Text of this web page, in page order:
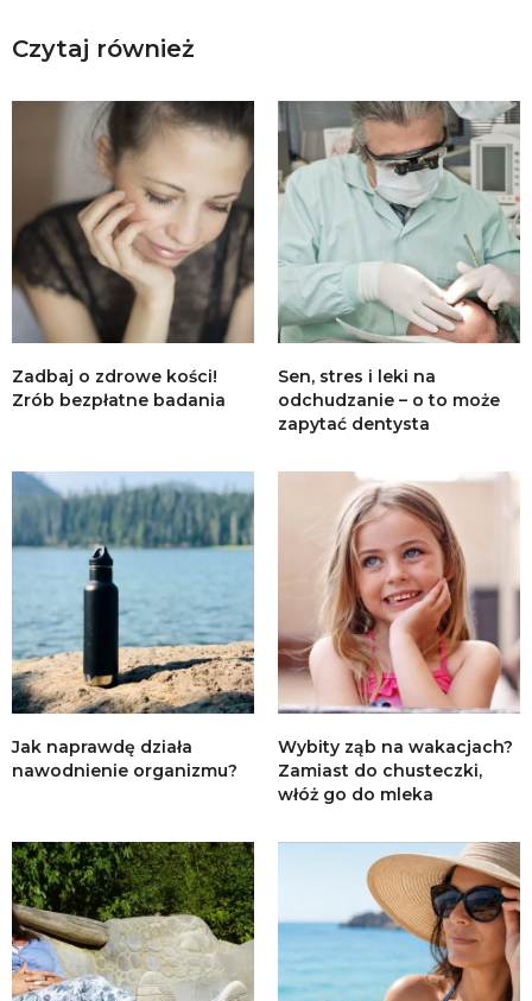
Czytaj również
Zadbaj o zdrowe kości!
Zrób bezpłatne badania
Sen, stres i leki na
odchudzanie – o to może
zapytać dentysta
Jak naprawdę działa
nawodnienie organizmu?
Wybity ząb na wakacjach?
Zamiast do chusteczki,
włóż go do mleka